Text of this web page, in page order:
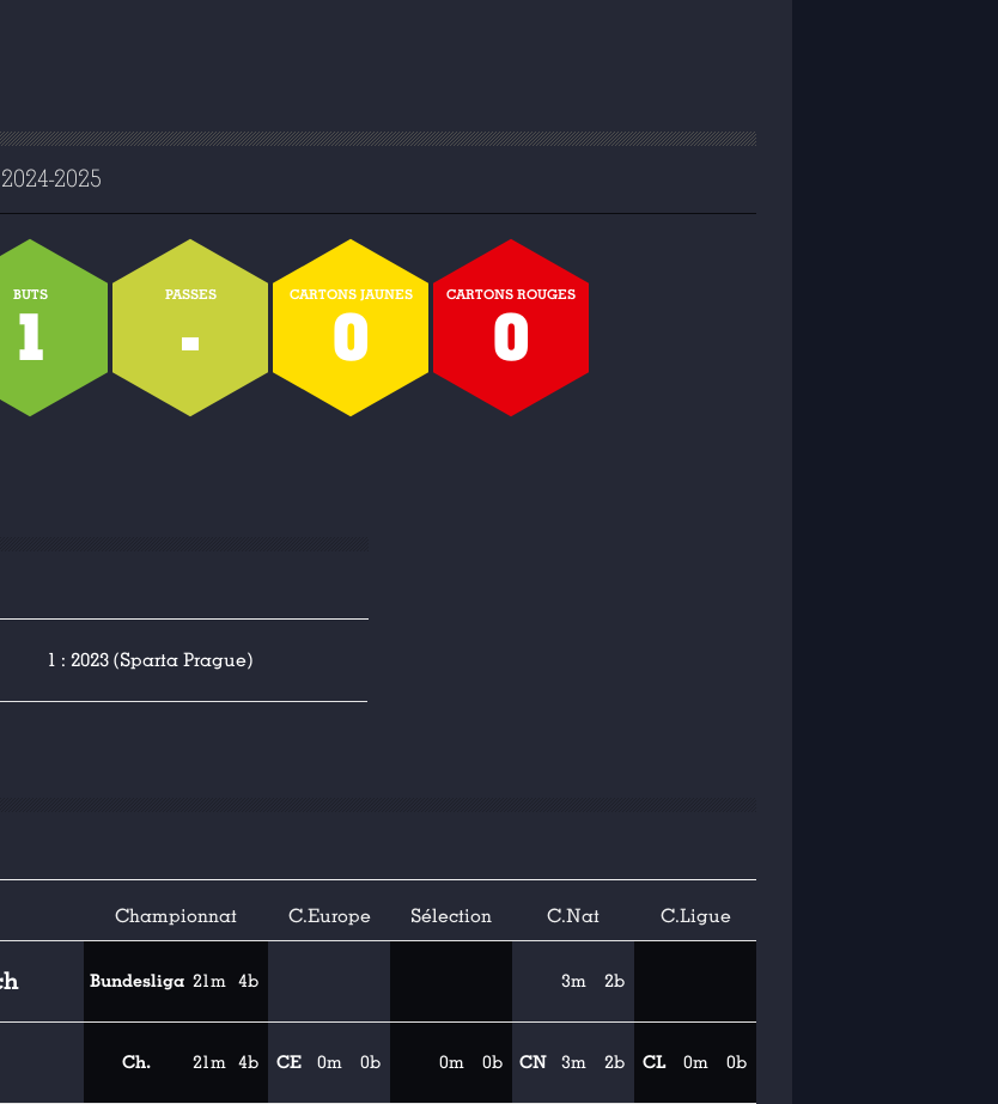
2025
BUTS
1
PASSES
-
CARTONS JAUNES
0
CARTONS ROUGES
0
1 : 2023 (Sparta Prague)
Championnat C.Europe Sélection C.Nat C.Ligue
Bundesliga 21m 4b 3m 2b
Ch. 21m 4b CE 0m 0b 0m 0b CN 3m 2b CL 0m 0b